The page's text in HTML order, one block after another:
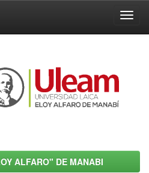
ALFARO" DE MANABI